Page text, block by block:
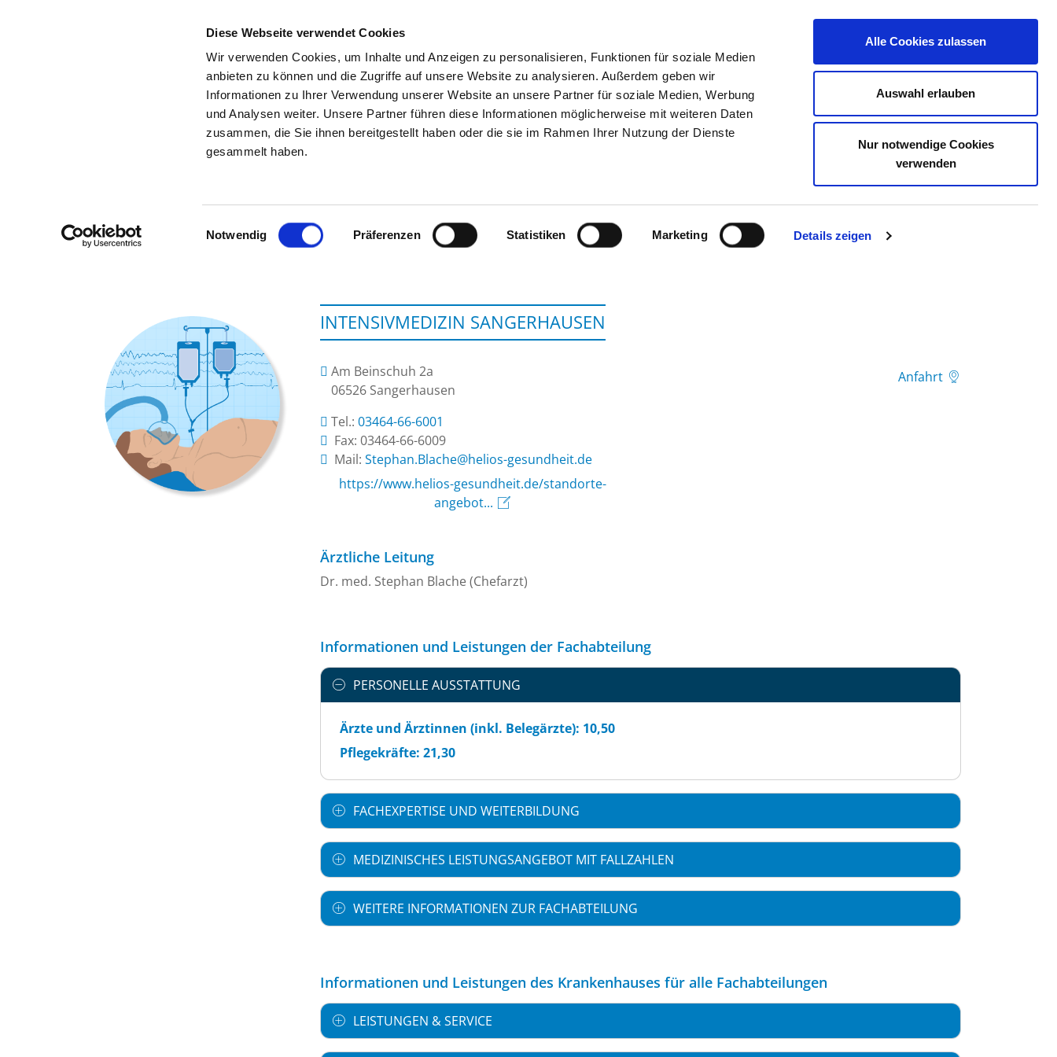
Diese Webseite verwendet Cookies
Wir verwenden Cookies, um Inhalte und Anzeigen zu personalisieren, Funktionen für soziale Medien
anbieten zu können und die Zugriffe auf unsere Website zu analysieren. Außerdem geben wir
Informationen zu Ihrer Verwendung unserer Website an unsere Partner für soziale Medien, Werbung
und Analysen weiter. Unsere Partner führen diese Informationen möglicherweise mit weiteren Daten
zusammen, die Sie ihnen bereitgestellt haben oder die sie im Rahmen Ihrer Nutzung der Dienste
gesammelt haben.
Einwilligungsauswahl
Notwendig Präferenzen Statistiken Marketing Details zeigen
Alle Cookies zulassen
Auswahl erlauben
Nur notwendige Cookies
verwenden
SUCHEN TIPPS & HILFE DAS DKV STELLENBÖRSE KONTAKT IHRE MEINUNG
Zur Krankenhaus-Startseite
HELIOS KLINIKEN MANSFELD-SÜDHARZ | KLINIKSTANDORT
INTENSIVMEDIZIN SANGERHAUSEN
Am Beinschuh 2a
06526 Sangerhausen
Tel.: 03464-66-6001
Fax: 03464-66-6009
Mail: ed.tiehdnuseg-soileh@ehcalB.nahpetS
Anfahrt
https://www.helios-gesundheit.de/standorte-
angebot...
Ärztliche Leitung
Dr. med. Stephan Blache (Chefarzt)
Informationen und Leistungen der Fachabteilung
PERSONELLE AUSSTATTUNG
Ärzte und Ärztinnen (inkl. Belegärzte): 10,50
Pflegekräfte: 21,30
FACHEXPERTISE UND WEITERBILDUNG
MEDIZINISCHES LEISTUNGSANGEBOT MIT FALLZAHLEN
WEITERE INFORMATIONEN ZUR FACHABTEILUNG
Informationen und Leistungen des Krankenhauses für alle Fachabteilungen
LEISTUNGEN & SERVICE